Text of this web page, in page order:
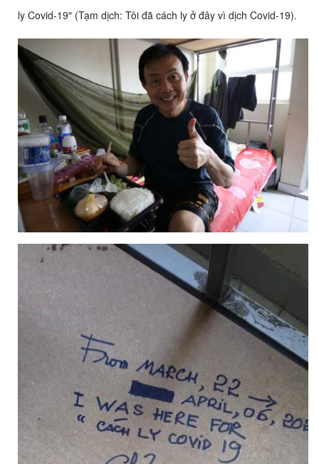
ly Covid-19″ (Tạm dịch: Tôi đã cách ly ở đây vì dịch Covid-19).